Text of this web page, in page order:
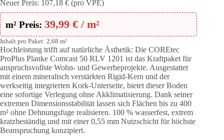
Neuer Preis: 107,18 € (pro VPE)
m² Preis: 39,99 € / m²
Inhalt pro Paket: 2,68 m²
Hochleistung trifft auf natürliche Ästhetik: Die COREtec
ProPlus Planke Comcast 50 RLV 1201 ist das Kraftpaket für
anspruchsvollste Wohn- und Gewerbeprojekte. Ausgestattet
mit einem mineralisch verstärkten Rigid-Kern und der
werkseitig integrierten Kork-Unterseite, bietet dieser Boden
eine sofortige Verlegung ohne Akklimatisierung. Dank seiner
extremen Dimensionsstabilität lassen sich Flächen bis zu 400
m² ohne Dehnungsfuge realisieren. 100 % wasserfest, extrem
kratzbeständig und mit einer 0,55 mm Nutzschicht für höchste
Beanspruchung konzipiert.